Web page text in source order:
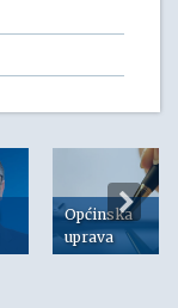
Općinska
uprava